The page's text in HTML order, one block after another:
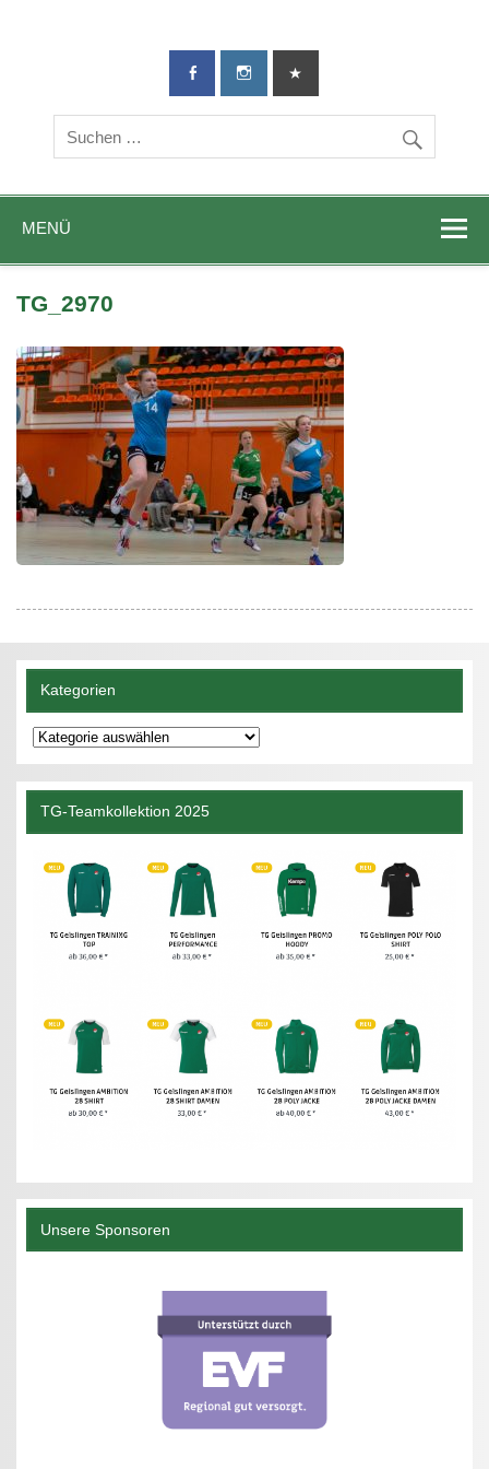
TG-Geislingen
DIE Sportadresse in Geislingen!
MENÜ
TG_2970
Kategorien
Kategorien
TG-Teamkollektion 2025
Unsere Sponsoren